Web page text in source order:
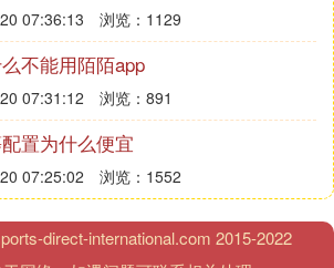
07:36:13 浏览：1129
不能用陌陌app
07:31:12 浏览：891
置为什么便宜
07:25:02 浏览：1552
direct-international.com 2015-2022